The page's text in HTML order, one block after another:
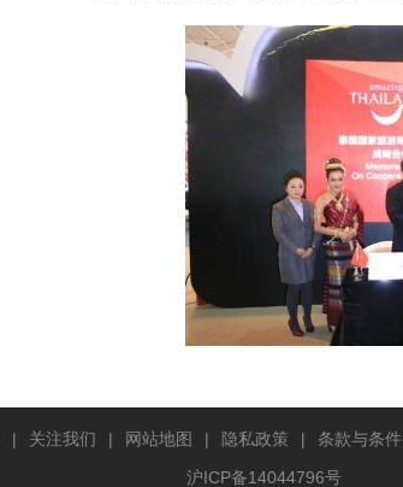
| 关注我们 | 网站地图 | 隐私政策 | 条款与条件
沪ICP备14044796号